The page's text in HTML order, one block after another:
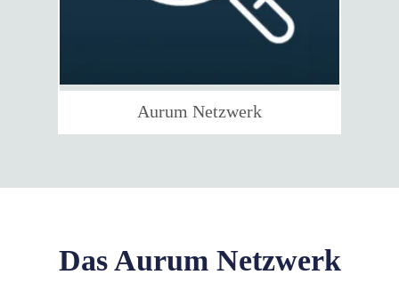
Aurum Netzwerk
Das Aurum Netzwerk